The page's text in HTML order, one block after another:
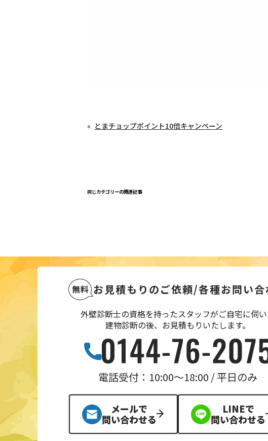
とまチョップポイント10倍キャンペーン
同じカテゴリーの関連記事
お見積もりのご依頼/各種お問い合
外壁診断士の資格を持ったスタッフがご自宅に伺い
建物診断の後、お見積もりいたします。
電話受付：10:00〜18:00 / 平日のみ
メールで
問い合わせる
LINEで
問い合わせる